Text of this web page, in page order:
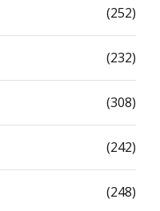
(252)
(232)
(308)
(242)
(248)